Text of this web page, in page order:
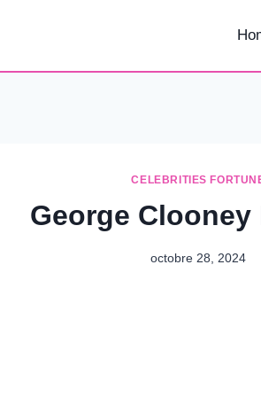
CELEBRITIES
George Clooney
octobre 28, 2024